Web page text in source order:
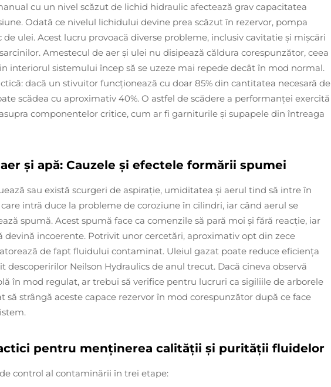
cu un nivel scăzut de lichid hidraulic afectează grav capacitatea
Odată ce nivelul lichidului devine prea scăzut în rezervor, pompa
de ulei. Acest lucru provoacă diverse probleme, inclusiv cavitatie și mișcări
Amestecul de aer și ulei nu disipează căldura corespunzător, ceea
interiorul sistemului încep să se uzeze mai repede decât în mod normal.
dacă un stivuitor funcționează cu doar 85% din cantitatea necesară de
scădea cu aproximativ 40%. O astfel de scădere a performanței exercită
componentelor critice, cum ar fi garniturile și supapele din întreaga
și apă: Cauzele și efectele formării spumei
sau există scurgeri de aspiraţie, umiditatea şi aerul tind să intre în
intră duce la probleme de coroziune în cilindri, iar când aerul se
spumă. Acest spumă face ca comenzile să pară moi şi fără reacţie, iar
devină incoerente. Potrivit unor cercetări, aproximativ opt din zece
de fapt fluidului contaminat. Uleiul gazat poate reduce eficienţa
descoperirilor Neilson Hydraulics de anul trecut. Dacă cineva observă
în mod regulat, ar trebui să verifice pentru lucruri ca sigiliile de arborele
să strângă aceste capace rezervor în mod corespunzător după ce face
pentru menținerea calității și purității fluidelor
control al contaminării în trei etape: